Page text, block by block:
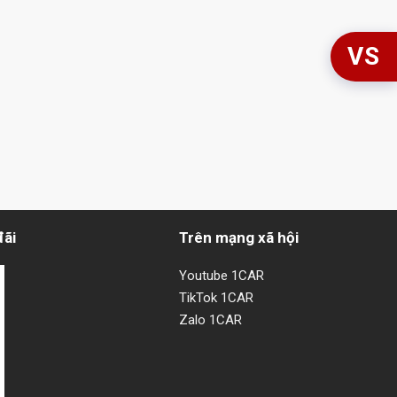
Trên mạng xã hội
Youtube 1CAR
TikTok 1CAR
Zalo 1CAR
VS